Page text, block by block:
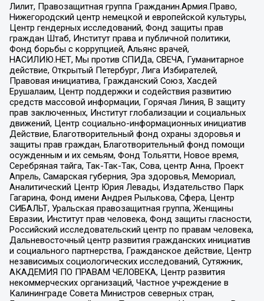
Лилит, Правозащитная группа Гражданин.Армия.Право,
Нижегородский центр немецкой и европейской культуры,
Центр гендерных исследований, Фонд защиты прав
граждан Штаб, Институт права и публичной политики,
Фонд борьбы с коррупцией, Альянс врачей,
НАСИЛИЮ.НЕТ, Мы против СПИДа, СВЕЧА, Гуманитарное
действие, Открытый Петербург, Лига Избирателей,
Правовая инициатива, Гражданский Союз, Хасдей
Ерушалаим, Центр поддержки и содействия развитию
средств массовой информации, Горячая Линия, В защиту
прав заключенных, Институт глобализации и социальных
движений, Центр социально-информационных инициатив
Действие, Благотворительный фонд охраны здоровья и
защиты прав граждан, Благотворительный фонд помощи
осужденным и их семьям, Фонд Тольятти, Новое время,
Серебряная тайга, Так-Так-Так, Сова, центр Анна, Проект
Апрель, Самарская губерния, Эра здоровья, Мемориал,
Аналитический Центр Юрия Левады, Издательство Парк
Гагарина, Фонд имени Андрея Рылькова, Сфера, Центр
СИБАЛЬТ, Уральская правозащитная группа, Женщины
Евразии, Институт прав человека, Фонд защиты гласности,
Российский исследовательский центр по правам человека,
Дальневосточный центр развития гражданских инициатив
и социального партнерства, Гражданское действие, Центр
независимых социологических исследований, Сутяжник,
АКАДЕМИЯ ПО ПРАВАМ ЧЕЛОВЕКА, Центр развития
некоммерческих организаций, Частное учреждение в
Калининграде Совета Министров северных стран,